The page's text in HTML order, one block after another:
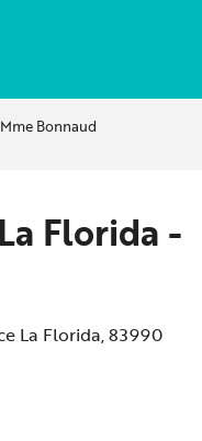
Bonnaud
Florida -
La Florida, 83990